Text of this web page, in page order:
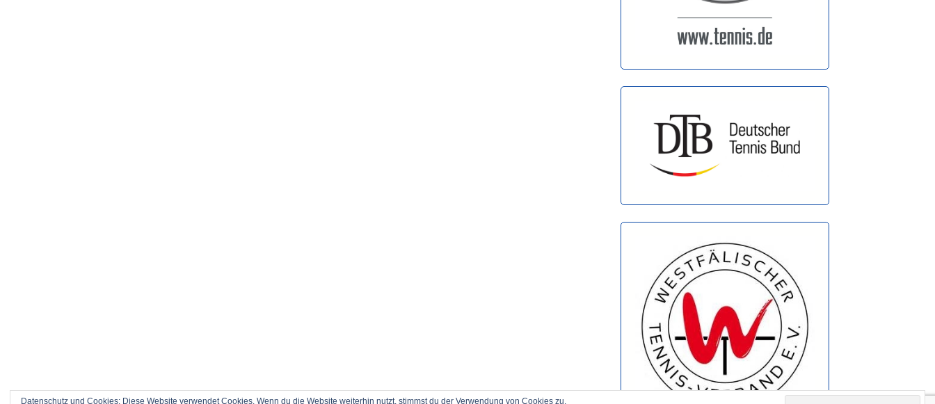
Datenschutz und Cookies: Diese Website verwendet Cookies. Wenn du die Website weiterhin nutzt, stimmst du der Verwendung von Cookies zu.